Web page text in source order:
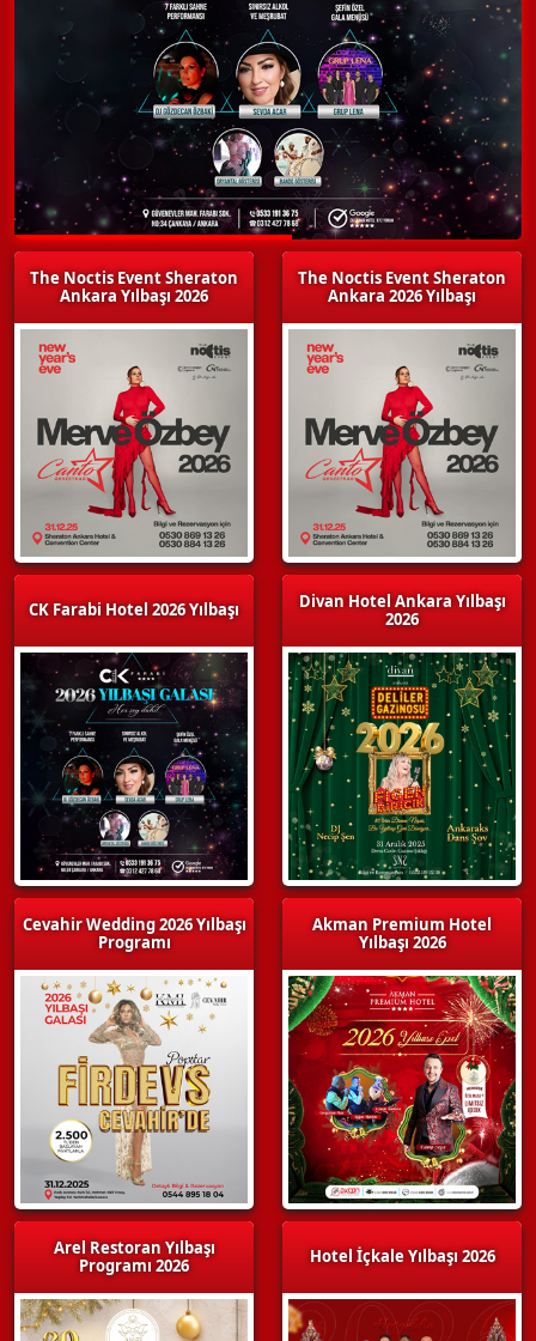
The Noctis Event Sheraton
Ankara Yılbaşı 2026
CK Farabi Hotel 2026 Yılbaşı
Cevahir Wedding 2026 Yılbaşı
Programı
Arel Restoran Yılbaşı
Programı 2026
The Noctis Event Sheraton
Ankara 2026 Yılbaşı
Divan Hotel Ankara Yılbaşı
2026
Akman Premium Hotel
Yılbaşı 2026
Hotel İçkale Yılbaşı 2026